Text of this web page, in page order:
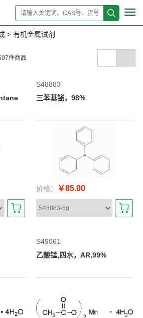
> 有机金属试剂
件商品
S48883
三苯基铋，98%
价格： ￥85.00
S49061
乙酸锰,四水，AR,99%